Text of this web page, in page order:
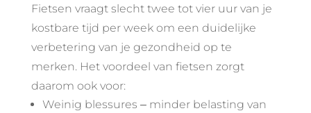
Fietsen vraagt slecht twee tot vier uur van je
kostbare tijd per week om een duidelijke
verbetering van je gezondheid op te
merken. Het voordeel van fietsen zorgt
daarom ook voor:
Weinig blessures ‒ minder belasting van